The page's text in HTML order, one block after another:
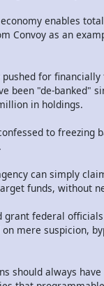
enables
Convoy as an
for
been "de-banked"
in holdings.
to freezing
can simply
funds, without
grant federal
mere suspicion,
should always